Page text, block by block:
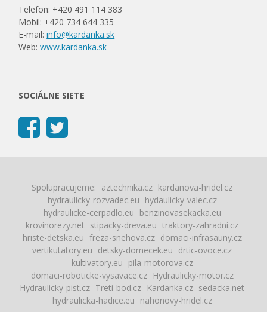
Telefon: +420 491 114 383
Mobil: +420 734 644 335
E-mail:info@kardanka.sk
Web:www.kardanka.sk
SOCIÁLNE SIETE
Spolupracujeme: aztechnika.cz kardanova-hridel.cz
hydraulicky-rozvadec.eu hydaulicky-valec.cz
hydraulicke-cerpadlo.eu benzinovasekacka.eu
krovinorezy.net stipacky-dreva.eu traktory-zahradni.cz
hriste-detska.eu freza-snehova.cz domaci-infrasauny.cz
vertikutatory.eu detsky-domecek.eu drtic-ovoce.cz
kultivatory.eu pila-motorova.cz
domaci-roboticke-vysavace.cz
Hydraulicky-motor.cz
Hydraulicky-pist.cz Treti-bod.cz Kardanka.cz sedacka.net
hydraulicka-hadice.eu nahonovy-hridel.cz